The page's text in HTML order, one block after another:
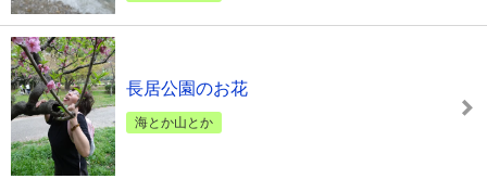
長居公園のお花
海とか山とか